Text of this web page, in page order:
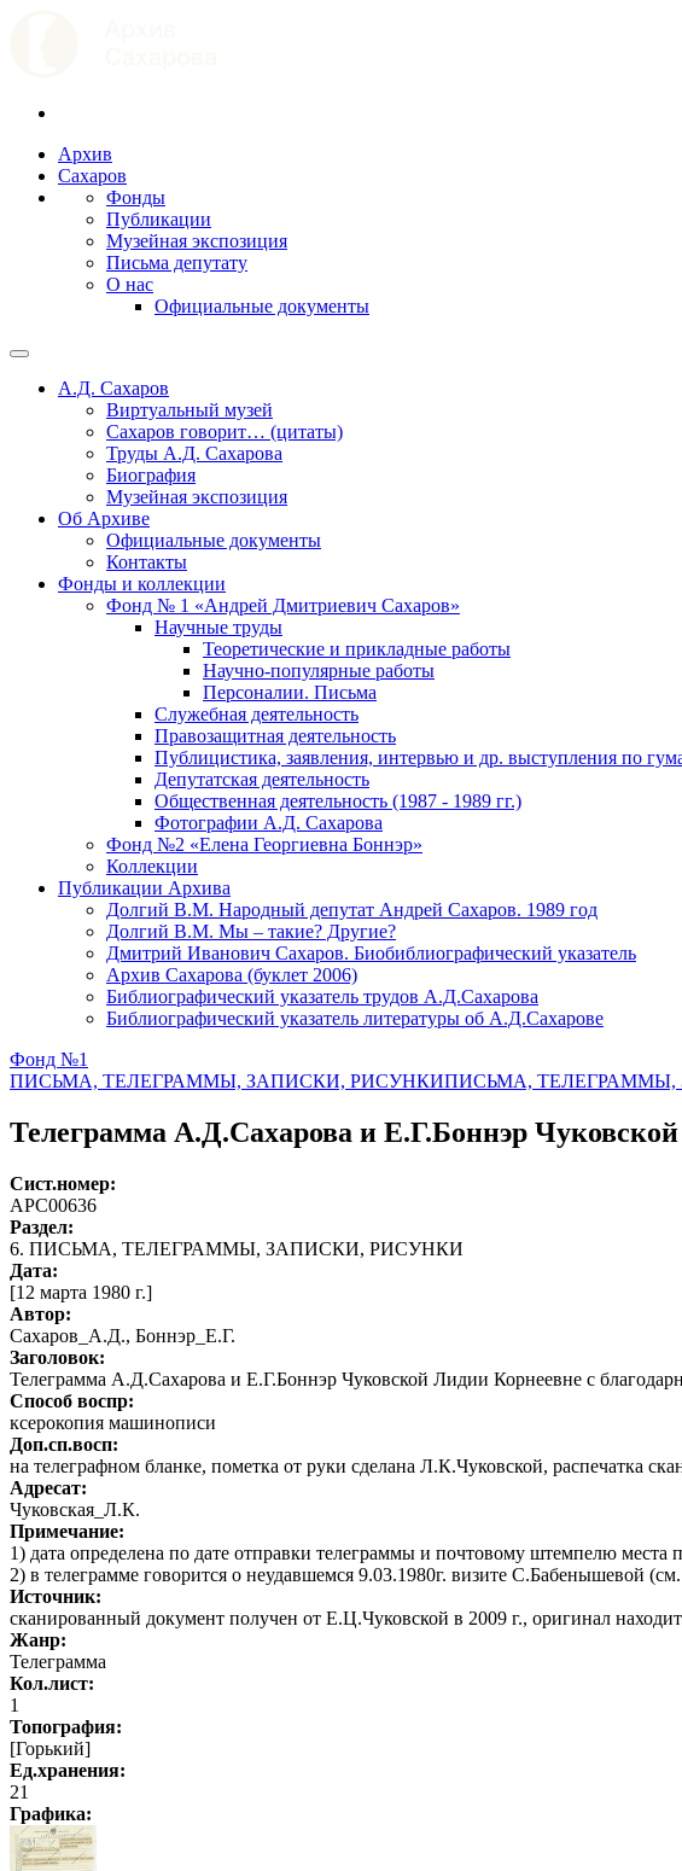
Архив
Сахаров
Фонды
Публикации
Музейная экспозиция
Письма депутату
О нас
Официальные документы
А.Д. Сахаров
Виртуальный музей
Сахаров говорит… (цитаты)
Труды А.Д. Сахарова
Биография
Музейная экспозиция
Об Архиве
Официальные документы
Контакты
Фонды и коллекции
Фонд № 1 «Андрей Дмитриевич Сахаров»
Научные труды
Теоретические и прикладные работы
Научно-популярные работы
Персоналии. Письма
Служебная деятельность
Правозащитная деятельность
Публицистика, заявления, интервью и др. выступления по
Депутатская деятельность
Общественная деятельность (1987 - 1989 гг.)
Фотографии А.Д. Сахарова
Фонд №2 «Елена Георгиевна Боннэр»
Коллекции
Публикации Архива
Долгий В.М. Народный депутат Андрей Сахаров. 1989 год
Долгий В.М. Мы – такие? Другие?
Дмитрий Иванович Сахаров. Биобиблиографический указатель
Архив Сахарова (буклет 2006)
Библиографический указатель трудов А.Д.Сахарова
Библиографический указатель литературы об А.Д.Сахарове
Фонд №1
ПИСЬМА, ТЕЛЕГРАММЫ, ЗАПИСКИ, РИСУНКИПИСЬМА, ТЕЛЕГРАММЫ,
Телеграмма А.Д.Сахарова и Е.Г.Боннэр
Сист.номер:
АРС00636
Раздел:
6. ПИСЬМА, ТЕЛЕГРАММЫ, ЗАПИСКИ, РИСУНКИ
Дата:
[12 марта 1980 г.]
Автор:
Сахаров_А.Д., Боннэр_Е.Г.
Заголовок:
Телеграмма А.Д.Сахарова и Е.Г.Боннэр Чуковской Лидии Корнеевне с
Способ воспр:
ксерокопия машинописи
Доп.сп.восп:
на телеграфном бланке, пометка от руки сделана Л.К.Чуковской, распечатка
Адресат:
Чуковская_Л.К.
Примечание:
1) дата определена по дате отправки телеграммы и почтовому штемпелю места
2) в телеграмме говорится о неудавшемся 9.03.1980г. визите С.Бабенышевой
Источник:
сканированный документ получен от Е.Ц.Чуковской в 2009 г., оригинал
Жанр:
Телеграмма
Кол.лист:
1
Топография:
[Горький]
Ед.хранения:
21
Графика: